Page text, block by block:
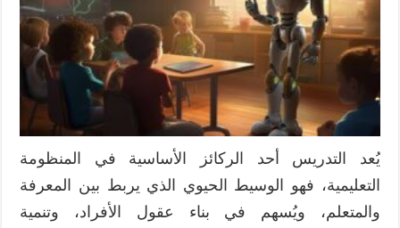
الرقمية:
رؤية
معاصرة
لتدريس
فعّال
مغلقة
يُعد التدريس أحد الركائز الأساسية في المنظومة
التعليمية، فهو الوسيط الحيوي الذي يربط بين المعرفة
والمتعلم، ويُسهم في بناء عقول الأفراد، وتنمية